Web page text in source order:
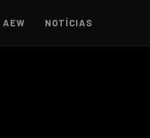
AEW NOTÍCIAS